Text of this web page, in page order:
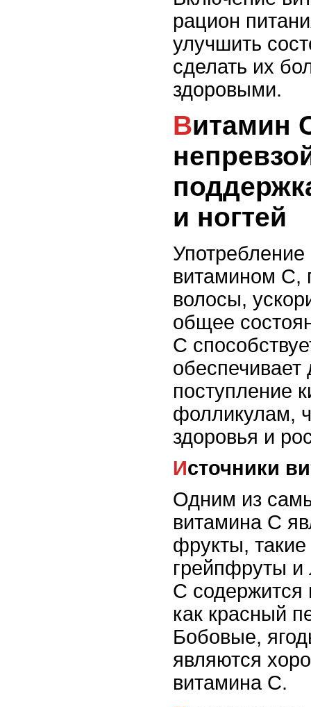
рацион
улучшить
сделать их
здоровыми.
Витамин С:
и ногтей
Употребление
витамином С,
волосы,
общее
С
обеспечивает
поступление
фолликулам,
здоровья и
Источники
Одним из
витамина С
фрукты,
грейпфруты
С содержится
как красный
Бобовые,
являются
витамина С.